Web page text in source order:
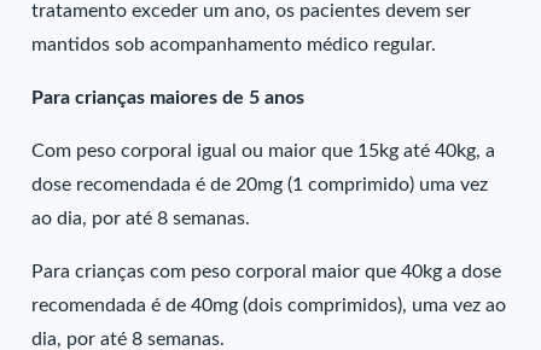
tratamento exceder um ano, os pacientes devem ser
mantidos sob acompanhamento médico regular.
Para crianças maiores de 5 anos
Com peso corporal igual ou maior que 15kg até 40kg, a
dose recomendada é de 20mg (1 comprimido) uma vez
ao dia, por até 8 semanas.
Para crianças com peso corporal maior que 40kg a dose
recomendada é de 40mg (dois comprimidos), uma vez ao
dia, por até 8 semanas.